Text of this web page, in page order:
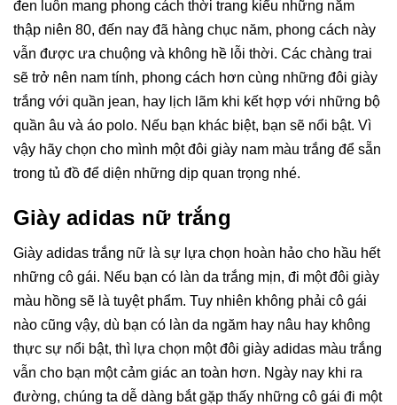
đen luôn mang phong cách thời trang kiểu những năm
thập niên 80, đến nay đã hàng chục năm, phong cách này
vẫn được ưa chuộng và không hề lỗi thời. Các chàng trai
sẽ trở nên nam tính, phong cách hơn cùng những đôi giày
trắng với quần jean, hay lịch lãm khi kết hợp với những bộ
quần âu và áo polo. Nếu bạn khác biệt, bạn sẽ nổi bật. Vì
vậy hãy chọn cho mình một đôi giày nam màu trắng để sẵn
trong tủ đồ để diện những dịp quan trọng nhé.
Giày adidas nữ trắng
Giày adidas trắng nữ là sự lựa chọn hoàn hảo cho hầu hết
những cô gái. Nếu bạn có làn da trắng mịn, đi một đôi giày
màu hồng sẽ là tuyệt phẩm. Tuy nhiên không phải cô gái
nào cũng vậy, dù bạn có làn da ngăm hay nâu hay không
thực sự nổi bật, thì lựa chọn một đôi giày adidas màu trắng
vẫn cho bạn một cảm giác an toàn hơn. Ngày nay khi ra
đường, chúng ta dễ dàng bắt gặp thấy những cô gái đi một